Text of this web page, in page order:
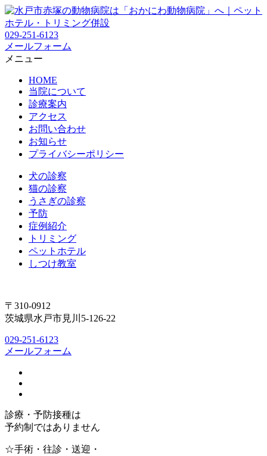
029-251-6123
メールフォーム
メニュー
HOME
当院について
診療案内
アクセス
お問い合わせ
お知らせ
プライバシーポリシー
犬の診察
猫の診察
うさぎの診察
予防
症例紹介
トリミング
ペットホテル
しつけ教室
〒310-0912
茨城県水戸市見川5-126-22
029-251-6123
メールフォーム
診療・予防接種は
予約制ではありません
☆手術・往診・送迎・